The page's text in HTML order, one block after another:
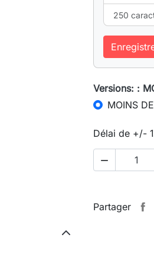
250
Versions: :
MOINS
Délai de +/-

Partager